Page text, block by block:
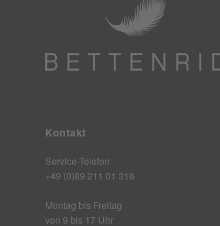
Kontakt
Service-Telefon
+49 (0)89 211 01 316
Montag bis Freitag
von 9 bis 17 Uhr